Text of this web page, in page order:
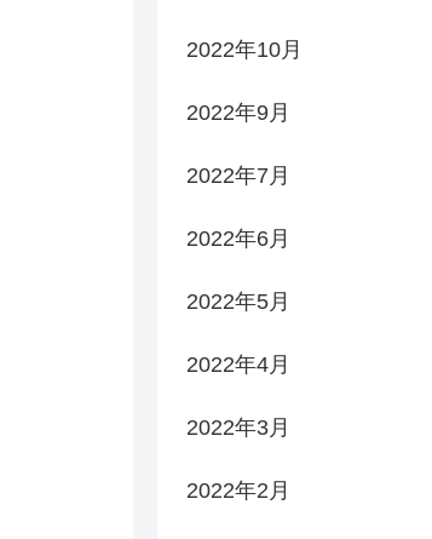
2022年10月
2022年9月
2022年7月
2022年6月
2022年5月
2022年4月
2022年3月
2022年2月